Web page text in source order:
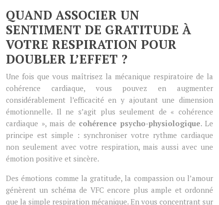
QUAND ASSOCIER UN
SENTIMENT DE GRATITUDE À
VOTRE RESPIRATION POUR
DOUBLER L’EFFET ?
Une fois que vous maîtrisez la mécanique respiratoire de la
cohérence cardiaque, vous pouvez en augmenter
considérablement l’efficacité en y ajoutant une dimension
émotionnelle. Il ne s’agit plus seulement de « cohérence
cardiaque », mais de cohérence psycho-physiologique. Le
principe est simple : synchroniser votre rythme cardiaque
non seulement avec votre respiration, mais aussi avec une
émotion positive et sincère.
Des émotions comme la gratitude, la compassion ou l’amour
génèrent un schéma de VFC encore plus ample et ordonné
que la simple respiration mécanique. En vous concentrant sur